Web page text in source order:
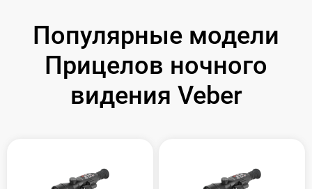
Популярные модели
Прицелов ночного
видения Veber